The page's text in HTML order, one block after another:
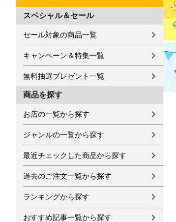
スペシャル＆セール
セール対象の商品一覧
キャンペーン＆特集一覧
無料抽選プレゼント一覧
商品を探す
お店の一覧から探す
ジャンルの一覧から探す
最近チェックした商品から探す
過去のご注文一覧から探す
ランキングから探す
おすすめ記事一覧から探す